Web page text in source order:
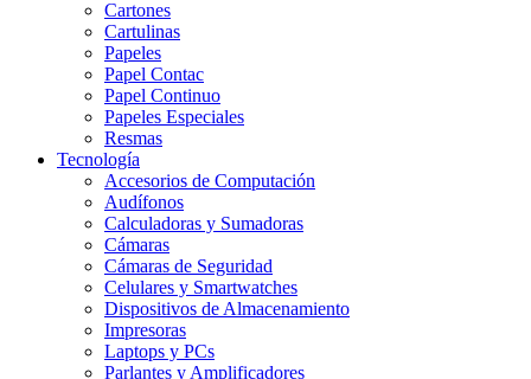
Cartones
Cartulinas
Papeles
Papel Contac
Papel Continuo
Papeles Especiales
Resmas
Tecnología
Accesorios de Computación
Audífonos
Calculadoras y Sumadoras
Cámaras
Cámaras de Seguridad
Celulares y Smartwatches
Dispositivos de Almacenamiento
Impresoras
Laptops y PCs
Parlantes y Amplificadores